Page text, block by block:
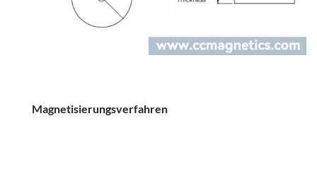
Magnetisierungsverfahren